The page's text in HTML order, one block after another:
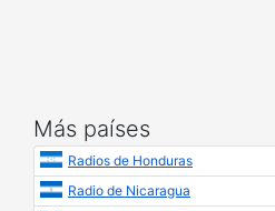
Más países
Radios de Honduras
Radio de Nicaragua